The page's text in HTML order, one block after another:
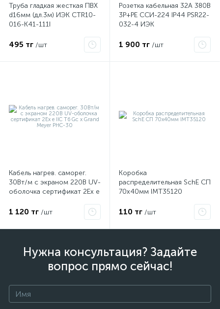
Труба гладкая жесткая ПВХ
d16мм (дл.3м) ИЭК CTR10-
016-K41-111I
495 тг /шт
Розетка кабельная 32А 380В
3P+PЕ ССИ-224 IP44 PSR22-
032-4 ИЭК
1 900 тг /шт
Кабель нагрев. саморег.
30Вт/м с экраном 220В UV-
оболочка сертификат 2Ex e
PHC-30
1 120 тг /шт
Коробка
распределительная SchE СП
70х40мм IMT35120
110 тг /шт
Нужна консультация? Задайте
вопрос прямо сейчас!